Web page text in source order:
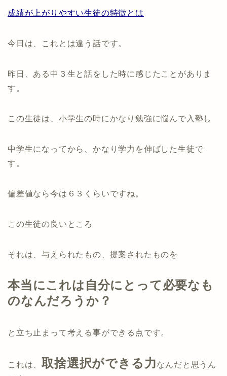
成績が上がりやすい生徒の特徴とは
今日は、これとは違う話です。
昨日、ある中３生と話をした時に感じたことがありま
す。
この生徒は、小学生の時にかなり勉強に悩んで入塾し
中学生になってから、かなり学力を伸ばした生徒で
す。
偏差値なら今は６３くらいですね。
この生徒の良いところ
それは、与えられたもの、提案されたものを
本当にこれは自分にとって必要なも
のなんだろうか？
と立ち止まって考える事ができる点です。
これは、取捨選択ができる力なんだと思うん